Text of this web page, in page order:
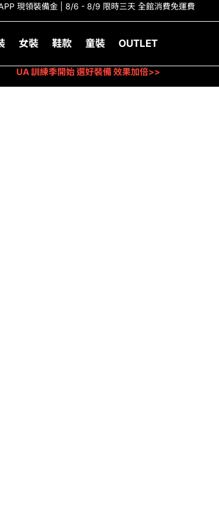
現領裝備金 | 8/6 - 8/9 限時三天 全館消費免運費
女裝 鞋款 童裝 OUTLET
UA 訓練季開始 選好裝備 效果加倍>>